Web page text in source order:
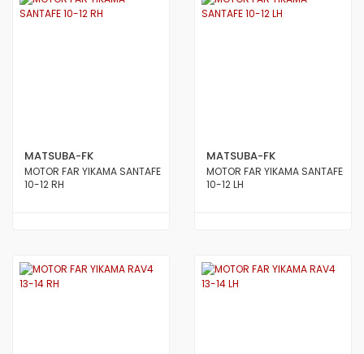
MATSUBA-FK
MOTOR FAR YIKAMA SANTAFE
10-12 RH
MATSUBA-FK
MOTOR FAR YIKAMA SANTAFE
10-12 LH